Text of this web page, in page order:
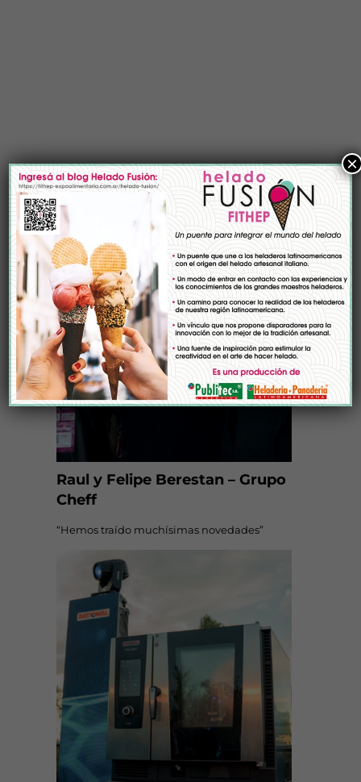
Empresas
Raul y Felipe Berestan – Grupo
Cheff
“Hemos traído muchísimas novedades”
×